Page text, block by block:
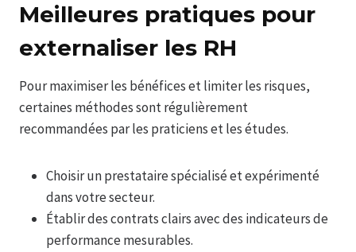
Meilleures pratiques pour
externaliser les RH
Pour maximiser les bénéfices et limiter les risques,
certaines méthodes sont régulièrement
recommandées par les praticiens et les études.
Choisir un prestataire spécialisé et expérimenté
dans votre secteur.
Établir des contrats clairs avec des indicateurs de
performance mesurables.